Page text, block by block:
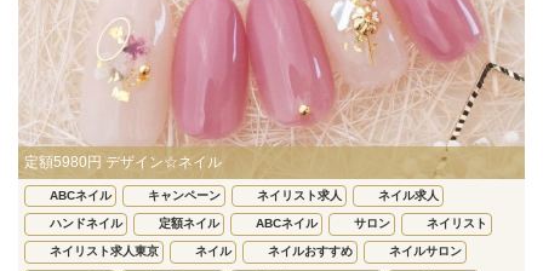
定額5980円 デザイン☆ネイル
ABCネイル キャンペーン ネイリスト求人 ネイル求人
ハンドネイル 定額ネイル ABCネイル サロン ネイリスト
ネイリスト求人東京 ネイル ネイルおすすめ ネイルサロン